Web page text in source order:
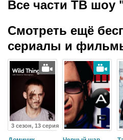
Все части ТВ шоу
Смотреть ещё
сериалы и
3 сезон, 13 серия